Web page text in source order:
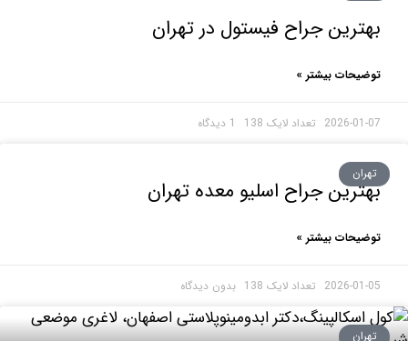
جراح فیستول در تهران
بیشتر »
2026- 1 دیدگاه
جراح اسلیو معده تهران
بیشتر »
2026- بدون دیدگاه